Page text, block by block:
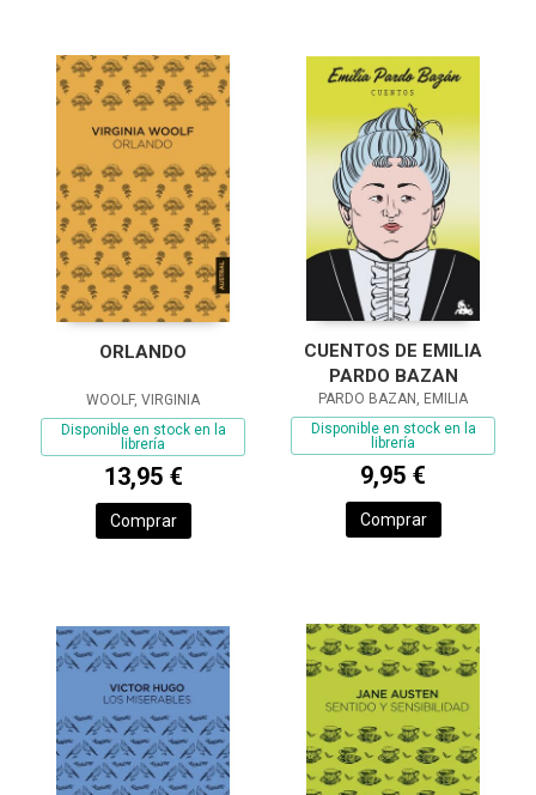
ORLANDO
WOOLF, VIRGINIA
Disponible en stock en la
librería
13,95 €
Comprar
CUENTOS DE EMILIA
PARDO BAZAN
PARDO BAZAN, EMILIA
Disponible en stock en la
librería
9,95 €
Comprar